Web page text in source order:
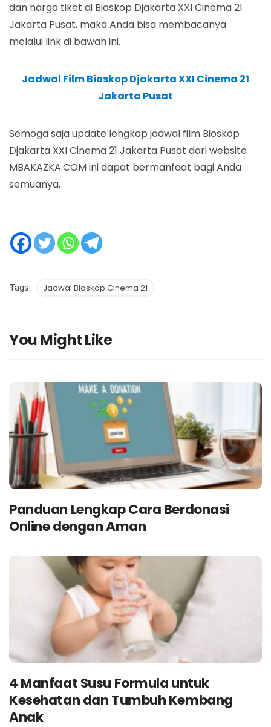
dan harga tiket di Bioskop Djakarta XXI Cinema 21
Jakarta Pusat, maka Anda bisa membacanya
melalui link di bawah ini.
Jadwal Film Bioskop Djakarta XXI Cinema 21
Jakarta Pusat
Semoga saja update lengkap jadwal film Bioskop
Djakarta XXI Cinema 21 Jakarta Pusat dari website
MBAKAZKA.COM ini dapat bermanfaat bagi Anda
semuanya.
Tags: Jadwal Bioskop Cinema 21
You Might Like
Panduan Lengkap Cara Berdonasi
Online dengan Aman
4 Manfaat Susu Formula untuk
Kesehatan dan Tumbuh Kembang
Anak